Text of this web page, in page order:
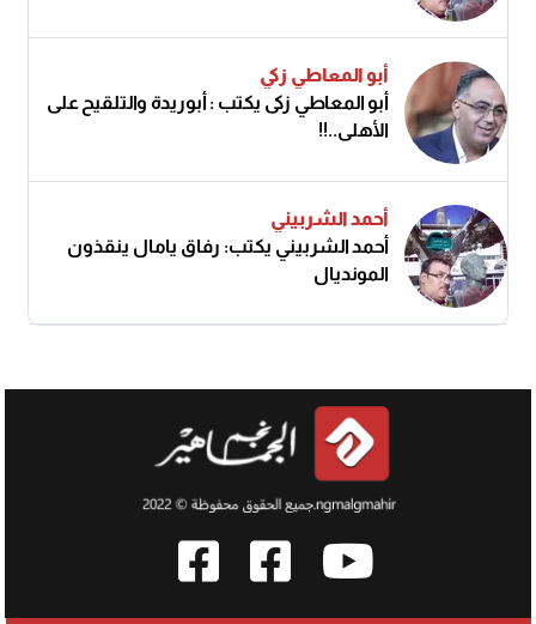
أبو المعاطي زكي
أبو المعاطي زكى يكتب : أبوريدة والتلقيح على
الأهلى..!!
أحمد الشربيني
أحمد الشربيني يكتب: رفاق يامال ينقذون
المونديال